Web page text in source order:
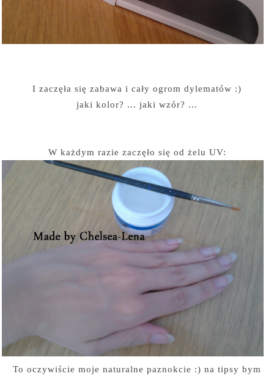
I zaczęła się zabawa i cały ogrom dylematów :)
jaki kolor? ... jaki wzór? ...
W każdym razie zaczęło się od żelu UV:
To oczywiście moje naturalne paznokcie :) na tipsy bym